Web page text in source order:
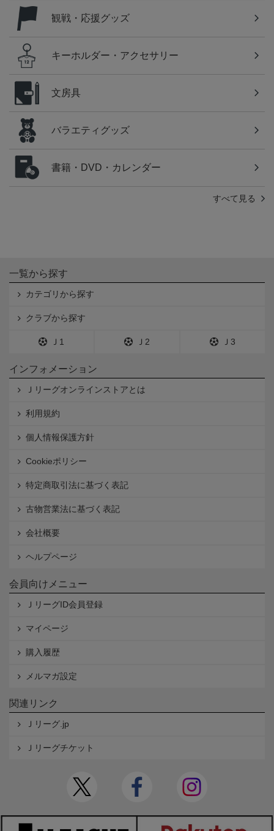
観戦・応援グッズ
キーホルダー・アクセサリー
文房具
バラエティグッズ
書籍・DVD・カレンダー
すべて見る
一覧から探す
カテゴリから探す
クラブから探す
Ｊ1 Ｊ2 Ｊ3
インフォメーション
Ｊリーグオンラインストアとは
利用規約
個人情報保護方針
Cookieポリシー
特定商取引法に基づく表記
古物営業法に基づく表記
会社概要
ヘルプページ
会員向けメニュー
ＪリーグID会員登録
マイページ
購入履歴
メルマガ設定
関連リンク
Ｊリーグ.jp
Ｊリーグチケット